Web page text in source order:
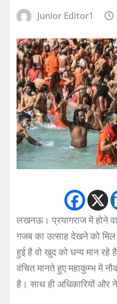
Junior Editor1
लखनऊ। प्रयागराज में होने
गजब का उत्साह देखने को मिल
हुई है वो खुद को धन्य मान रहे
वंचित मानते हुए महाकुम्भ में
है। साथ ही अधिकारियों और